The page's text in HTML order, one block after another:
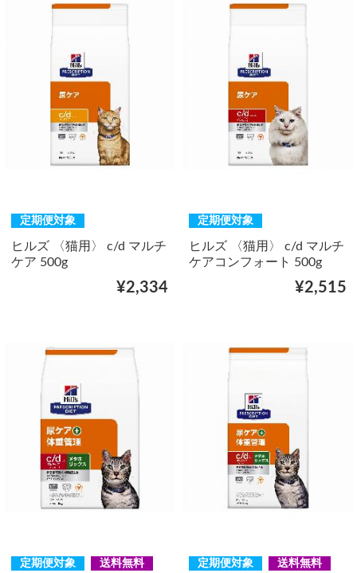
定期便対象
ヒルズ 〈猫用〉 c/d マルチ
ケア 500g
¥2,334
定期便対象
ヒルズ 〈猫用〉 c/d マルチ
ケアコンフォート 500g
¥2,515
定期便対象 送料無料 定期便対象 送料無料